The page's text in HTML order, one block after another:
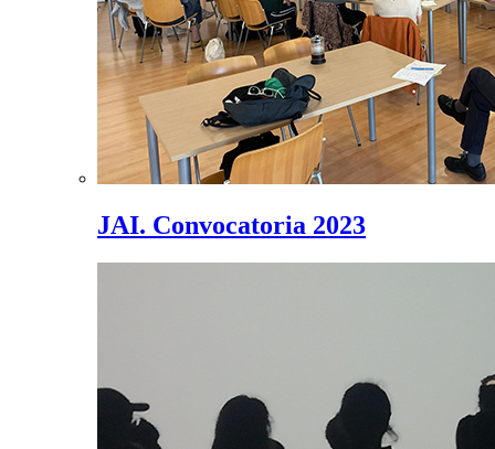
JAI. Convocatoria 2023